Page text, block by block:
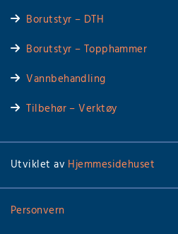
 Borutstyr – DTH
 Borutstyr – Topphammer
 Vannbehandling
 Tilbehør – Verktøy
Utviklet av Hjemmesidehuset
Personvern